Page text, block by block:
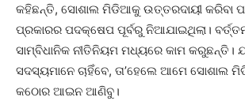
କହିଛନ୍ତି, ସୋଶାଲ ମିଡିଆକୁ ଉତ୍ତରଦାୟୀ କରିବା
ପ୍ରକାରର ପଦକ୍ଷେପ ପୂର୍ବରୁ ନିଆଯାଇଥିଲା।
ସାମ୍ବିଧାନିକ ନୀତିନିୟମ ମଧ୍ୟରେ କାମ କରୁଛନ୍ତି।
ସଦସ୍ୟମାନେ ଚାହିଁବେ, ତା’ହେଲେ ଆମେ ସୋଶାଲ
କଠୋର ଆଇନ ଆଣିବୁ।